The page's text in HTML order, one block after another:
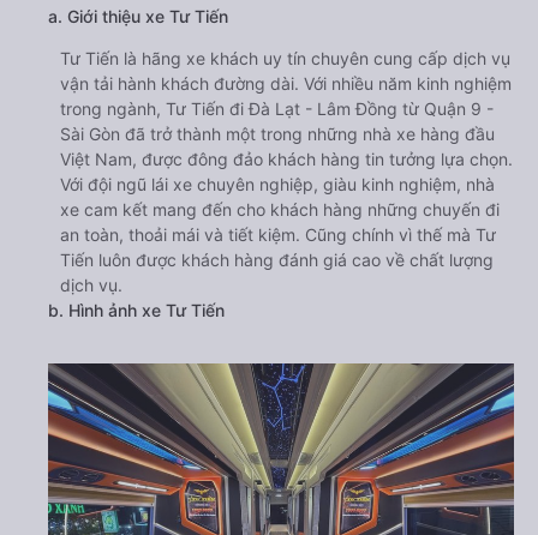
a. Giới thiệu xe Tư Tiến
Tư Tiến là hãng xe khách uy tín chuyên cung cấp dịch vụ
vận tải hành khách đường dài. Với nhiều năm kinh nghiệm
trong ngành, Tư Tiến đi Đà Lạt - Lâm Đồng từ Quận 9 -
Sài Gòn đã trở thành một trong những nhà xe hàng đầu
Việt Nam, được đông đảo khách hàng tin tưởng lựa chọn.
Với đội ngũ lái xe chuyên nghiệp, giàu kinh nghiệm, nhà
xe cam kết mang đến cho khách hàng những chuyến đi
an toàn, thoải mái và tiết kiệm. Cũng chính vì thế mà Tư
Tiến luôn được khách hàng đánh giá cao về chất lượng
dịch vụ.
b. Hình ảnh xe Tư Tiến